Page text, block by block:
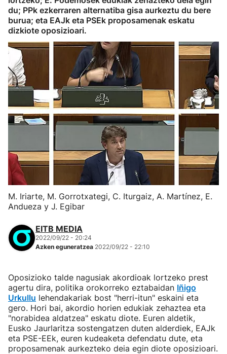
du; PPk ezkerraren alternatiba gisa aurkeztu du bere
burua; eta EAJk eta PSEk proposamenak eskatu
dizkiote oposizioari.
M. Iriarte, M. Gorrotxategi, C. Iturgaiz, A. Martínez, E.
Andueza y J. Egibar
EITB MEDIA
2022/09/22 - 20:24
Azken eguneratzea 2022/09/22 - 22:10
Oposizioko talde nagusiak akordioak lortzeko prest
agertu dira, politika orokorreko eztabaidan Iñigo
Urkullu lehendakariak bost "herri-itun" eskaini eta
gero. Hori bai, akordio horien edukiak zehaztea eta
"norabidea aldatzea" eskatu diote. Euren aldetik,
Eusko Jaurlaritza sostengatzen duten alderdiek, EAJk
eta PSE-EEk, euren kudeaketa defendatu dute, eta
proposamenak aurkezteko deia egin diote oposizioari.